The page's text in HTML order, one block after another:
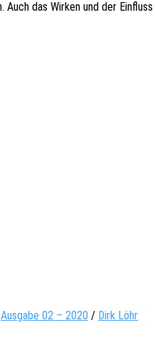
Auch das Wirken und der
Ausgabe 02 – 2020 / Dirk Löhr